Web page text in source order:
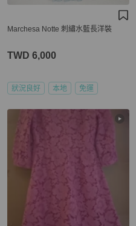
Marchesa Notte 刺繡水藍長洋裝
TWD 6,000
狀況良好 本地 免運